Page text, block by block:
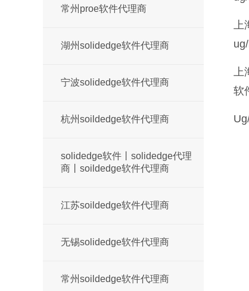
软
常州proe软件代理商
湖州solidedge软件代理商
宁波solidedge软件代理商
杭州soildedge软件代理商
solidedge软件丨solidedge代理
商丨soildedge软件代理商
江苏soildedge软件代理商
无锡solidedge软件代理商
常州soildedge软件代理商